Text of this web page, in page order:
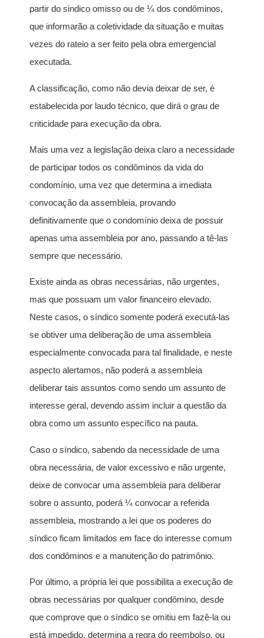
partir do sindico omisso ou de ¼ dos condôminos,
que informarão a coletividade da situação e muitas
vezes do rateio a ser feito pela obra emergencial
executada.
A classificação, como não devia deixar de ser, é
estabelecida por laudo técnico, que dirá o grau de
criticidade para execução da obra.
Mais uma vez a legislação deixa claro a necessidade
de participar todos os condôminos da vida do
condomínio, uma vez que determina a imediata
convocação da assembleia, provando
definitivamente que o condomínio deixa de possuir
apenas uma assembleia por ano, passando a tê-las
sempre que necessário.
Existe ainda as obras necessárias, não urgentes,
mas que possuam um valor financeiro elevado.
Neste casos, o síndico somente poderá executá-las
se obtiver uma deliberação de uma assembleia
especialmente convocada para tal finalidade, e neste
aspecto alertamos, não poderá a assembleia
deliberar tais assuntos como sendo um assunto de
interesse geral, devendo assim incluir a questão da
obra como um assunto específico na pauta.
Caso o síndico, sabendo da necessidade de uma
obra necessária, de valor excessivo e não urgente,
deixe de convocar uma assembleia para deliberar
sobre o assunto, poderá ¼ convocar a referida
assembleia, mostrando a lei que os poderes do
síndico ficam limitados em face do interesse comum
dos condôminos e a manutenção do patrimônio.
Por último, a própria lei que possibilita a execução de
obras necessárias por qualquer condômino, desde
que comprove que o síndico se omitiu em fazê-la ou
está impedido, determina a regra do reembolso, ou